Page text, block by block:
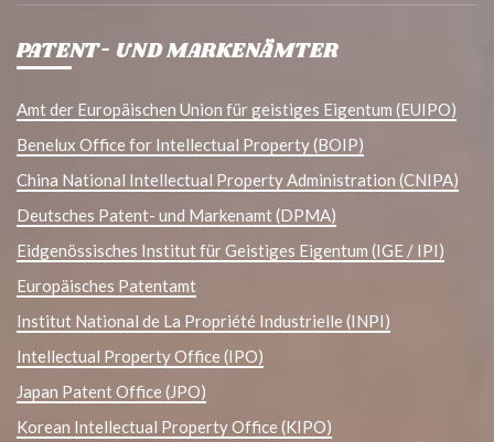
PATENT- UND MARKENÄMTER
Amt der Europäischen Union für geistiges Eigentum (EUIPO)
Benelux Office for Intellectual Property (BOIP)
China National Intellectual Property Administration (CNIPA)
Deutsches Patent- und Markenamt (DPMA)
Eidgenössisches Institut für Geistiges Eigentum (IGE / IPI)
Europäisches Patentamt
Institut National de La Propriété Industrielle (INPI)
Intellectual Property Office (IPO)
Japan Patent Office (JPO)
Korean Intellectual Property Office (KIPO)